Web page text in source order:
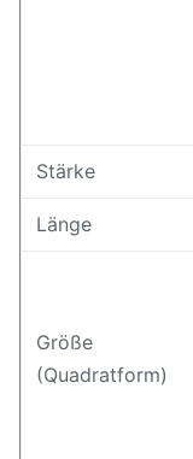
Stärke
Länge
Größe
(Quadratform)